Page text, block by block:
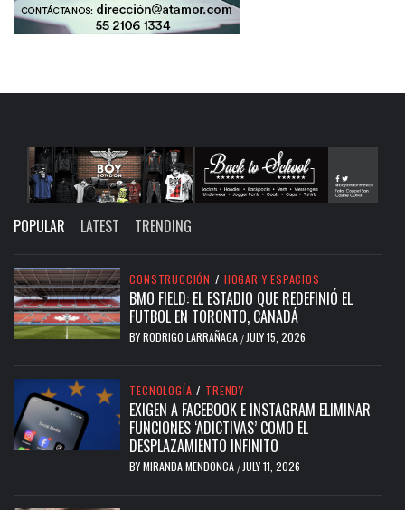
POPULAR LATEST TRENDING
CONSTRUCCIÓN / HOGAR Y ESPACIOS
BMO FIELD: EL ESTADIO QUE REDEFINIÓ EL
FUTBOL EN TORONTO, CANADÁ
BYRODRIGO LARRAÑAGA / JULY 15, 2026
TECNOLOGÍA / TRENDY
EXIGEN A FACEBOOK E INSTAGRAM ELIMINAR
FUNCIONES ‘ADICTIVAS’ COMO EL
DESPLAZAMIENTO INFINITO
BYMIRANDA MENDONCA / JULY 11, 2026